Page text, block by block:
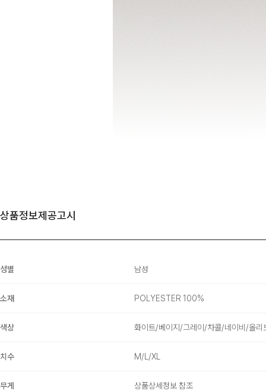
상품정보제공고시
성별 남성
소재 POLYESTER 100%
색상 화이트/베이지/그레이/차콜/네이비/올리
치수 M/L/XL
무게 상품상세정보 참조